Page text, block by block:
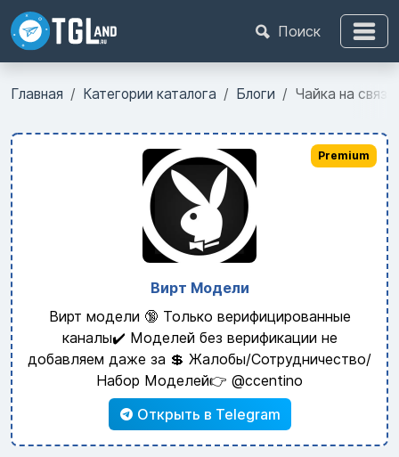
Поиск
Главная Категории каталога Блоги Чайка на связи
Вирт Модели
Вирт модели 🔞 Только верифицированные
каналы✔️ Моделей без верификации не
добавляем даже за 💲 Жалобы/Сотрудничество/
Набор Моделей👉 @ccentino
Открыть в Telegram
Premium